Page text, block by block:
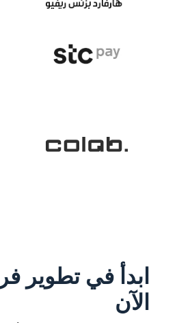
ابدأ في تطوير
الآن